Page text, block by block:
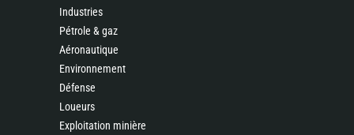
Industries
Pétrole & gaz
Aéronautique
Environnement
Défense
Loueurs
Exploitation minière